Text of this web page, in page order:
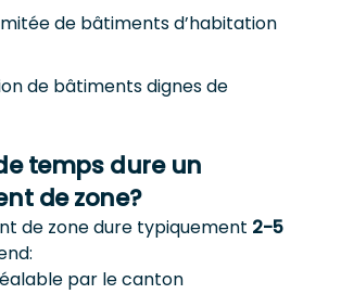
de bâtiments d’habitation
de bâtiments dignes de
temps dure un
de zone?
de zone dure typiquement 2-5
par le canton